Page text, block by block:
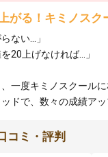
がる！キミノス
ない…」
20上げなければ…」
一度キミノスクール
ドで、数々の成績アッ
コミ・評判